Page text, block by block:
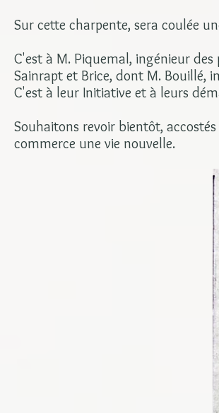
Sur cette charpente, sera coulée
C'est à M. Piquemal, ingénieur
Sainrapt et Brice, dont M. Bouillé,
C'est à leur Initiative et à leurs
Souhaitons revoir bientôt,
commerce une vie nouvelle.